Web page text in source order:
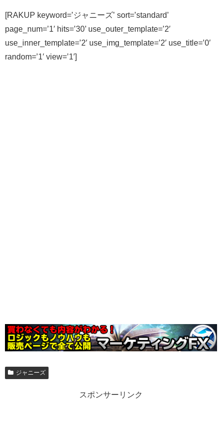
[RAKUP keyword=’ジャニーズ’ sort=’standard’
page_num=’1′ hits=’30’ use_outer_template=’2′
use_inner_template=’2′ use_img_template=’2′ use_title=’0′
random=’1′ view=’1′]
ジャニーズ
スポンサーリンク